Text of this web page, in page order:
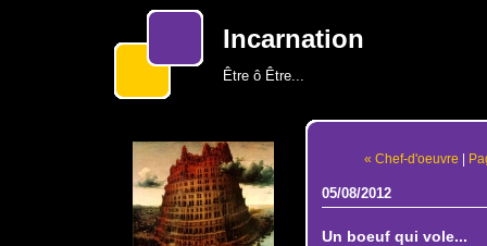
Incarnation
Être ô Être...
« Chef-d'oeuvre |
05/08/2012
Un boeuf qui vole...